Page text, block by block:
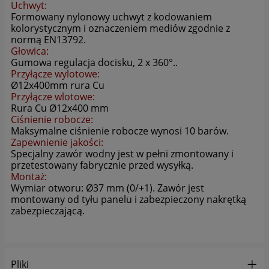
Uchwyt:
Formowany nylonowy uchwyt z kodowaniem
kolorystycznym i oznaczeniem mediów zgodnie z
normą EN13792.
Głowica:
Gumowa regulacja docisku, 2 x 360°..
Przyłącze wylotowe:
Ø12x400mm rura Cu
Przyłącze wlotowe:
Rura Cu Ø12x400 mm
Ciśnienie robocze:
Maksymalne ciśnienie robocze wynosi 10 barów.
Zapewnienie jakości:
Specjalny zawór wodny jest w pełni zmontowany i
przetestowany fabrycznie przed wysyłką.
Montaż:
Wymiar otworu: Ø37 mm (0/+1). Zawór jest
montowany od tyłu panelu i zabezpieczony nakrętką
zabezpieczającą.
Pliki
przekazywać podmiotom przetwarzającym je na nasze
zlecenie, np. agencjom marketingowym, podwykonawcom
naszych usług oraz podmiotom uprawnionym do uzyskania
danych na podstawie obowiązującego prawa np. sądom
lub organom ścigania – oczywiście tylko gdy wystąpią z
żądaniem w oparciu o stosowną podstawę prawną.
Jakie masz prawa w stosunku do Twoich danych?
Masz między innymi prawo do żądania dostępu do danych,
sprostowania, usunięcia lub ograniczenia ich
przetwarzania. Możesz także wycofać zgodę na
przetwarzanie danych osobowych, zgłosić sprzeciw oraz
skorzystać z innych praw.
Jakie są podstawy prawne przetwarzania Twoich danych?
Każde przetwarzanie Twoich danych musi być oparte na
właściwej, zgodnej z obowiązującymi przepisami,